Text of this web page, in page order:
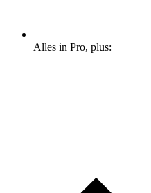
Alles in Pro, plus: